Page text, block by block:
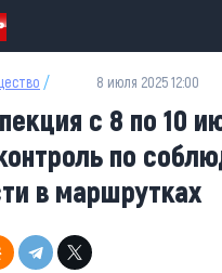
/ 8 июля 2025 12:00
с 8 по 10
по
в маршрутках